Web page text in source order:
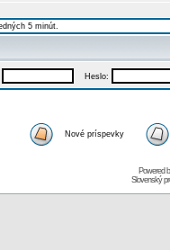
5 minút.
Heslo:
Nové príspevky
Powered
Slovenský